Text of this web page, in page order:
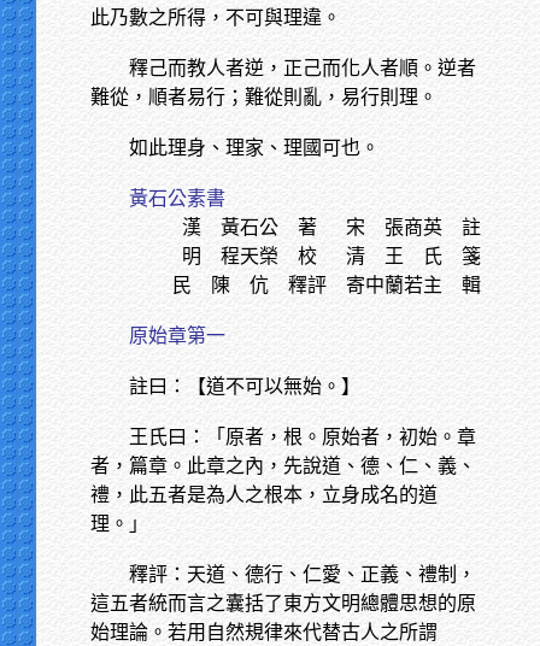
此乃數之所得，不可與理違。
釋己而教人者逆，正己而化人者順。逆者
難從，順者易行；難從則亂，易行則理。
如此理身、理家、理國可也。
黃石公素書
漢 黃石公 著
宋 張商英 註
明 程天榮 校
清 王 氏 箋
民 陳 伉 釋評
寄中蘭若主 輯
原始章第一
註曰：【道不可以無始。】
王氏曰：「原者，根。原始者，初始。章
者，篇章。此章之內，先說道、德、仁、義、
禮，此五者是為人之根本，立身成名的道
理。」
釋評：天道、德行、仁愛、正義、禮制，
這五者統而言之囊括了東方文明總體思想的原
始理論。若用自然規律來代替古人之所謂